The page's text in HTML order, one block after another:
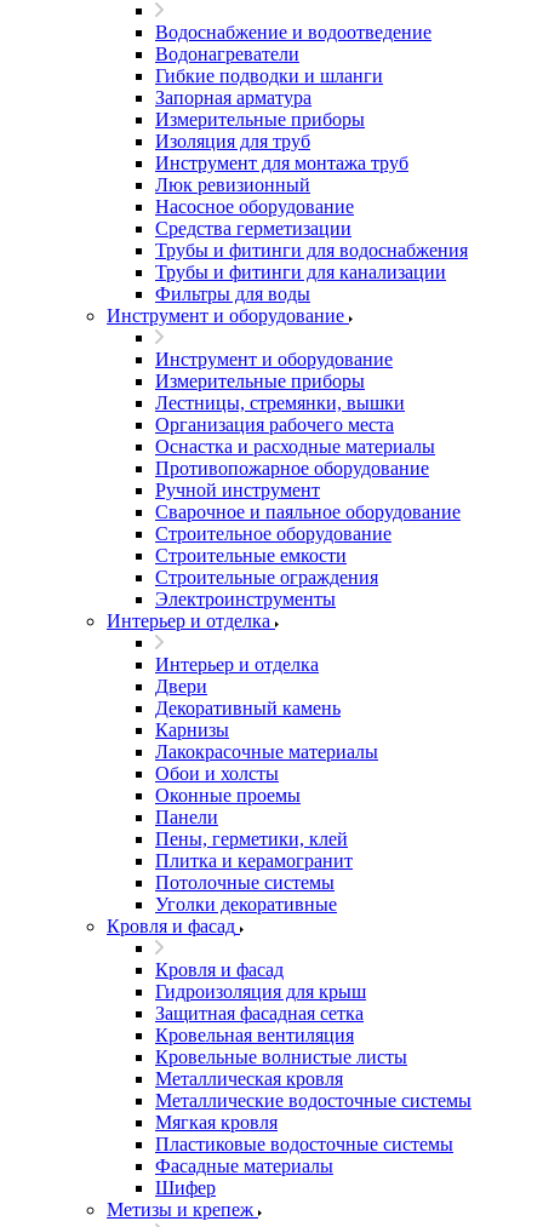
Водоснабжение и водоотведение
Водонагреватели
Гибкие подводки и шланги
Запорная арматура
Измерительные приборы
Изоляция для труб
Инструмент для монтажа труб
Люк ревизионный
Насосное оборудование
Средства герметизации
Трубы и фитинги для водоснабжения
Трубы и фитинги для канализации
Фильтры для воды
Инструмент и оборудование
Инструмент и оборудование
Измерительные приборы
Лестницы, стремянки, вышки
Организация рабочего места
Оснастка и расходные материалы
Противопожарное оборудование
Ручной инструмент
Сварочное и паяльное оборудование
Строительное оборудование
Строительные емкости
Строительные ограждения
Электроинструменты
Интерьер и отделка
Интерьер и отделка
Двери
Декоративный камень
Карнизы
Лакокрасочные материалы
Обои и холсты
Оконные проемы
Панели
Пены, герметики, клей
Плитка и керамогранит
Потолочные системы
Уголки декоративные
Кровля и фасад
Кровля и фасад
Гидроизоляция для крыш
Защитная фасадная сетка
Кровельная вентиляция
Кровельные волнистые листы
Металлическая кровля
Металлические водосточные системы
Мягкая кровля
Пластиковые водосточные системы
Фасадные материалы
Шифер
Метизы и крепеж